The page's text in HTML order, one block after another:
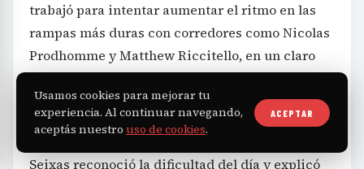
trabajó para intentar aumentar el ritmo en las
rampas más duras con corredores como Nicolas
Prodhomme y Matthew Riccitello, en un claro
intento de debilitar a Del Toro. Sin embargo, el
escalador mexicano resistió y logró mantener la
ventaja definitiva.
Seixas reconoció la dificultad del día y explicó
Usamos cookies para mejorar tu
experiencia. Al continuar navegando,
aceptás nuestro uso de cookies.
ACEPTAR